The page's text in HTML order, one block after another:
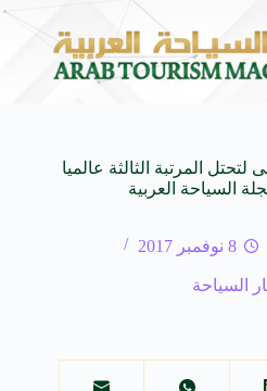
جوائز أثر تضيف فئة “أفضل حملة رياضية” في
المرتبة الثالثة عالميا
السياحة العربية
8 نوفمبر 2017
السياحة